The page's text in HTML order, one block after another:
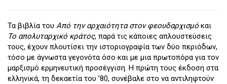
Τα βιβλία του Από την αρχαιότητα στον φεουδαρχισμό και
Το απολυταρχικό κράτος, παρά τις κάποιες απλουστεύσεις
τους, έχουν πλουτίσει την ιστοριογραφία των δύο περιόδων,
τόσο με άγνωστα γεγονότα όσο και με μια πρωτοπόρα για τον
μαρξισμό ερμηνευτική προσέγγιση. Η πρώτη τους έκδοση στα
ελληνικά, τη δεκαετία του ’80, συνέβαλε στο να αντιληφτούν